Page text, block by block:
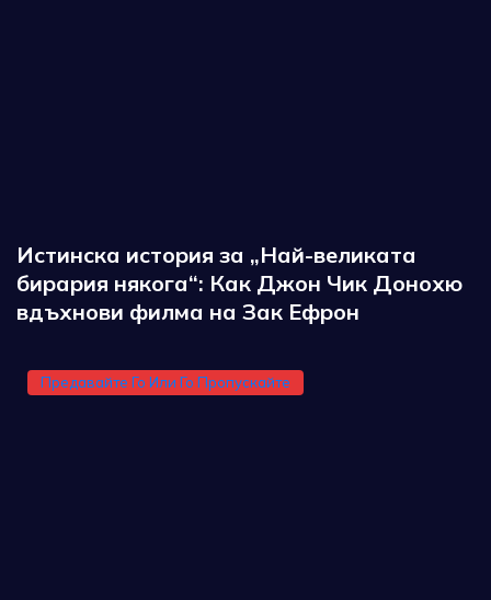
Истинска история за „Най-великата
бирария някога“: Как Джон Чик Донохю
вдъхнови филма на Зак Ефрон
Предавайте Го Или Го Пропускайте